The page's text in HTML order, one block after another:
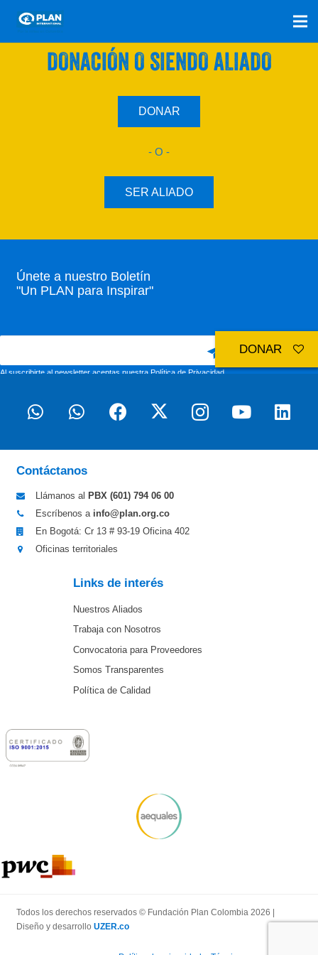
SÚMATE A NUESTRO PLAN CON UNA
DONACIÓN O SIENDO ALIADO
DONAR
- O -
SER ALIADO
Únete a nuestro Boletín
"Un PLAN para Inspirar"
Al suscribirte al newsletter aceptas nuestraPolítica de Privacidad
Contáctanos
Llámanos al PBX (601) 794 06 00
Escríbenos a info@plan.org.co
En Bogotá: Cr 13 # 93-19 Oficina 402
Oficinas territoriales
Links de interés
Nuestros Aliados
Trabaja con Nosotros
Convocatoria para Proveedores
Somos Transparentes
Política de Calidad
Todos los derechos reservados © Fundación Plan Colombia 2026 |
Diseño y desarrollo UZER.co
DONAR